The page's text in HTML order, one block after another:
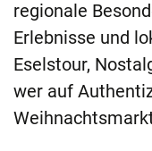
regionale
Erlebnisse und
Eselstour,
wer auf